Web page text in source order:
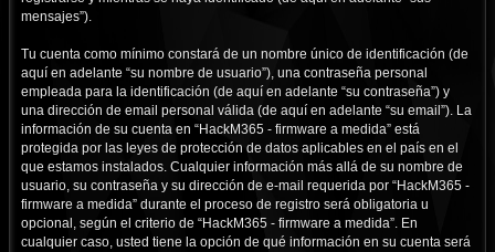
mensajes”).
Tu cuenta como mínimo constará de un nombre único de identificación (de
aquí en adelante “su nombre de usuario”), una contraseña personal
empleada para la identificación (de aquí en adelante “su contraseña”) y
una dirección de email personal válida (de aquí en adelante “su email”). La
información de su cuenta en “HackM365 - firmware a medida” está
protegida por las leyes de protección de datos aplicables en el país en el
que estamos instalados. Cualquier información más allá de su nombre de
usuario, su contraseña y su dirección de e-mail requerida por “HackM365 -
firmware a medida” durante el proceso de registro será obligatoria u
opcional, según el criterio de “HackM365 - firmware a medida”. En
cualquier caso, usted tiene la opción de qué información en su cuenta será